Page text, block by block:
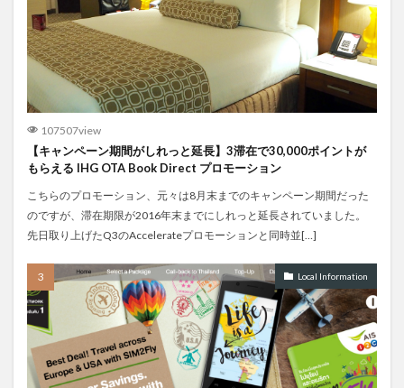
107507view
【キャンペーン期間がしれっと延長】3滞在で30,000ポイントが
もらえる IHG OTA Book Direct プロモーション
こちらのプロモーション、元々は8月末までのキャンペーン期間だった
のですが、滞在期限が2016年末までにしれっと延長されていました。
先日取り上げたQ3のAccelerateプロモーションと同時並[…]
Local Information